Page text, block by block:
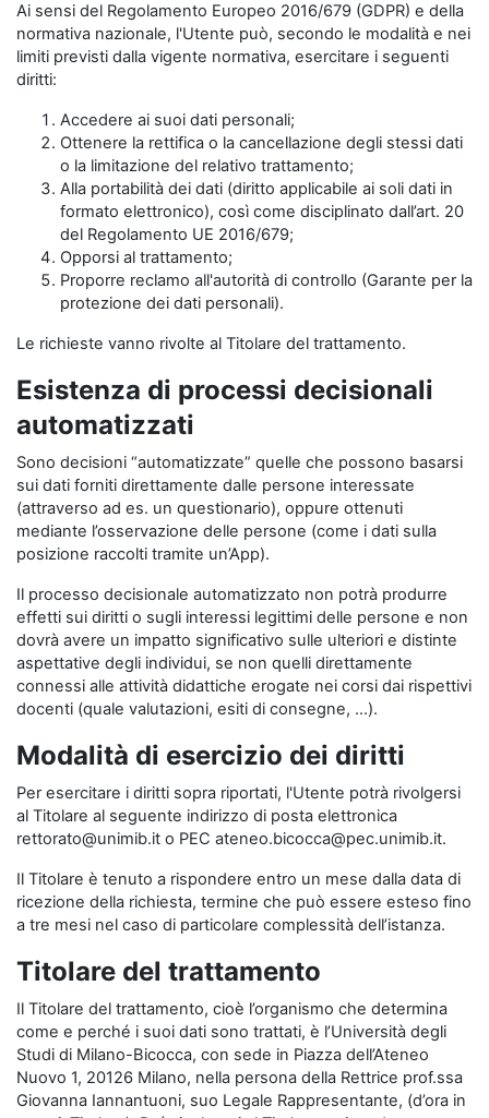
Ai sensi del Regolamento Europeo 2016/679 (GDPR) e della
normativa nazionale, l'Utente può, secondo le modalità e nei
limiti previsti dalla vigente normativa, esercitare i seguenti
diritti:
Accedere ai suoi dati personali;
Ottenere la rettifica o la cancellazione degli stessi dati
o la limitazione del relativo trattamento;
Alla portabilità dei dati (diritto applicabile ai soli dati in
formato elettronico), così come disciplinato dall’art. 20
del Regolamento UE 2016/679;
Opporsi al trattamento;
Proporre reclamo all'autorità di controllo (Garante per la
protezione dei dati personali).
Le richieste vanno rivolte al Titolare del trattamento.
Esistenza di processi decisionali
automatizzati
Sono decisioni “automatizzate” quelle che possono basarsi
sui dati forniti direttamente dalle persone interessate
(attraverso ad es. un questionario), oppure ottenuti
mediante l’osservazione delle persone (come i dati sulla
posizione raccolti tramite un’App).
Il processo decisionale automatizzato non potrà produrre
effetti sui diritti o sugli interessi legittimi delle persone e non
dovrà avere un impatto significativo sulle ulteriori e distinte
aspettative degli individui, se non quelli direttamente
connessi alle attività didattiche erogate nei corsi dai rispettivi
docenti (quale valutazioni, esiti di consegne, …).
Modalità di esercizio dei diritti
Per esercitare i diritti sopra riportati, l'Utente potrà rivolgersi
al Titolare al seguente indirizzo di posta elettronica
rettorato@unimib.it o PEC ateneo.bicocca@pec.unimib.it.
Il Titolare è tenuto a rispondere entro un mese dalla data di
ricezione della richiesta, termine che può essere esteso fino
a tre mesi nel caso di particolare complessità dell’istanza.
Titolare del trattamento
Il Titolare del trattamento, cioè l’organismo che determina
come e perché i suoi dati sono trattati, è l’Università degli
Studi di Milano-Bicocca, con sede in Piazza dell’Ateneo
Nuovo 1, 20126 Milano, nella persona della Rettrice prof.ssa
Giovanna Iannantuoni, suo Legale Rappresentante, (d’ora in